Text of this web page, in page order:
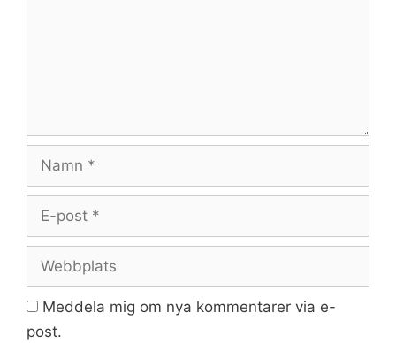
post
Meddela mig om nya kommentarer via e-
post.